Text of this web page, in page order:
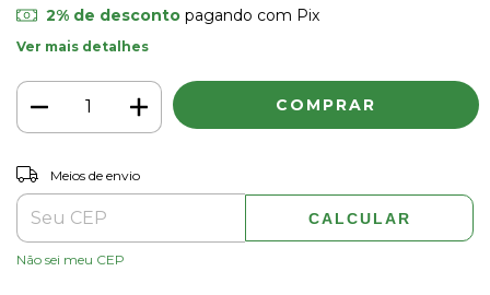
2% de descontopagando com Pix
Ver mais detalhes
Entregas para o CEP:
Meios de envio
CALCULAR
Não sei meu CEP